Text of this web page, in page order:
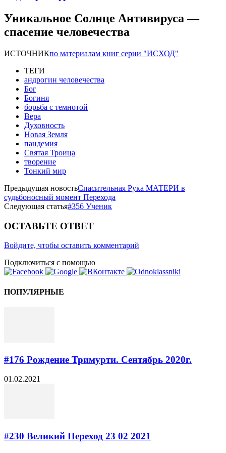
Уникальное Солнце Антивируса —
спасение человечества
ИСТОЧНИКпо материалам книг серии "ИСХОД"
ТЕГИ
андрогин человечества
Бог
Богиня
борьба с темнотой
Вера
Духовность
Новая Земля
пандемия
Святая Троица
творение
Тонкий мир
Предыдущая новостьСпасительная Рука МАТЕРИ в
судьбоносный момент Перехода
Следующая статья#356 Ученик
ОСТАВЬТЕ ОТВЕТ
Войдите, чтобы оставить комментарий
Подключиться с помощью
ПОПУЛЯРНЫЕ
#176 Рождение Тримурти. Сентябрь 2020г.
01.02.2021
#230​ Великий Переход 23 02 2021